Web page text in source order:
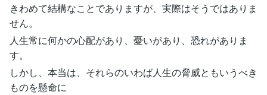
きわめて結構なことでありますが、実際はそうではありま
せん。
人生常に何かの心配があり、憂いがあり、恐れがありま
す。
しかし、本当は、それらのいわば人生の脅威ともいうべき
ものを懸命に